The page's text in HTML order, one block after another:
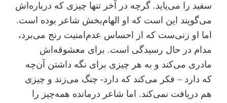
سفید را می‌پاید. گرچه در آخر تنها چیزی که درباره‌اش
می‌گویند این است که او الهام‌بخش شاعر بوده است.
اما او زنی‌ست که از احساس عدم‌امنیت رنج می‌برد،
مدام در حال رسیدگی است. برای معشوقه‌اش
مادری می‌کند و به هر چیزی برای نگه داشتن آن‌چه
که دارد – فکر می‌کند که دارد- چنگ می‌زند و چیزی
هم دریافت نمی‌کند. اما شاعر درمانده همه‌چیز را